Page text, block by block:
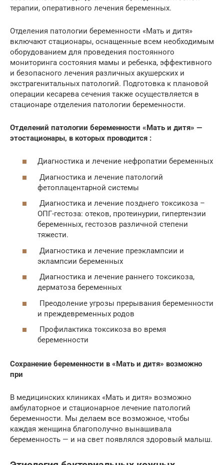
терапии, оперативного лечения беременных.
Отделения патологии беременности «Мать и дитя»
включают стационары, оснащенные всем необходимым
оборудованием для проведения постоянного
мониторинга состояния мамы и ребенка, эффективного
и безопасного лечения различных акушерских и
экстрагенитальных патологий. Подготовка к плановой
операции кесарева сечения также осуществляется в
стационаре отделения патологии беременности.
Отделений патологии беременности «Мать и дитя» —
этостационары, в которых проводится :
Диагностика и лечение нефропатии беременных
Диагностика и лечение патологий
фетоплацентарной системы
Диагностика и лечение позднего токсикоза –
ОПГ-гестоза: отеков, протеинурии, гипертензии
беременных, гестозов различной степени
тяжести.
Диагностика и лечение преэклампсии и
эклампсии беременных
Диагностика и лечение раннего токсикоза,
дерматоза беременных
Преодоление угрозы прерывания беременности
и преждевременных родов
Профилактика токсикоза во время
беременности
Сохранение беременности в «Мать и дитя» возможно
при
В медицинских клиниках «Мать и дитя» возможно
амбулаторное и стационарное лечение патологий
беременности. Мы делаем все возможное, чтобы
каждая женщина благополучно вынашивала
беременность — и на свет появлялся здоровый малыш.